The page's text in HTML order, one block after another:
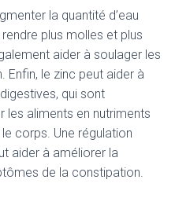
la quantité d’eau
plus molles et plus
aider à soulager les
le zinc peut aider à
qui sont
aliments en nutriments
corps. Une régulation
aider à améliorer la
de la constipation.